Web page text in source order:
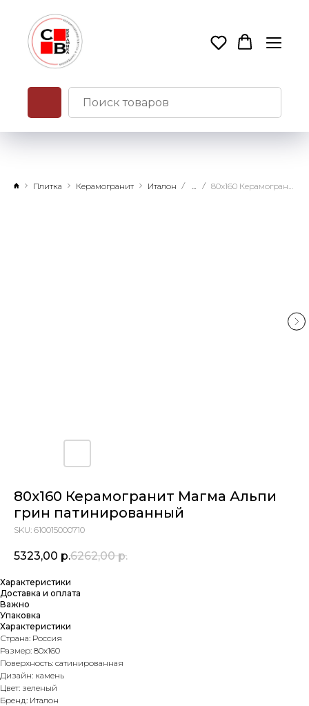
Плитка Керамогранит Италон
80x160 Керамогранит Магма Альпи
грин патинированный
SKU: 610015000710
5323,00 р.6262,00 р.
Характеристики
Доставка и оплата
Важно
Упаковка
Характеристики
Страна: Россия
Размер: 80х160
Поверхность: сатинированная
Дизайн: камень
Цвет: зеленый
Бренд: Италон